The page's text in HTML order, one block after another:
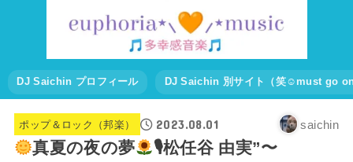
DJ Saichin プロフィール DJ Saichin 別サイト（笑☺must go
ポップ＆ロック（邦楽） 2023.08.01 saichin
真夏の夜の夢
🎙松任谷 由実”〜